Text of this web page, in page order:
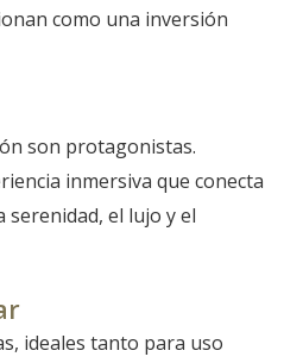
como una inversión
son protagonistas.
inmersiva que conecta
el lujo y el
ideales tanto para uso